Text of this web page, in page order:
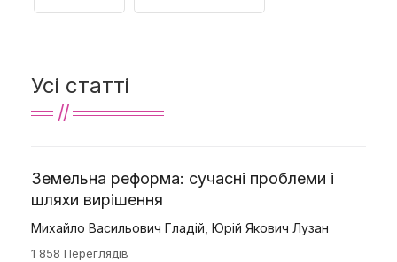
Усі статті
Земельна реформа: сучасні проблеми і
шляхи вирішення
Михайло Васильович Гладій Юрій Якович Лузан
1 858 Переглядів